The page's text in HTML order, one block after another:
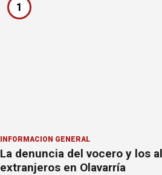
1
INFORMACION GENERAL
La denuncia del vocero y los
extranjeros en Olavarría